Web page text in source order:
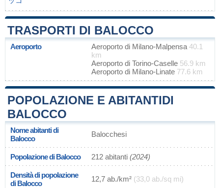
TRASPORTI DI BALOCCO
Aeroporto Aeroporto di Milano-Malpensa 40.1
km
Aeroporto di Torino-Caselle 56.9 km
Aeroporto di Milano-Linate 77.6 km
POPOLAZIONE E ABITANTIDI
BALOCCO
Nome abitanti di
Balocco
Balocchesi
Popolazione di Balocco 212 abitanti (2024)
Densità di popolazione
di Balocco
12,7 ab./km² (33,0 ab./sq mi)